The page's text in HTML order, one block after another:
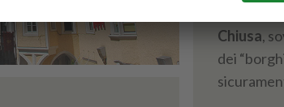
possono
Chiusa,
dei